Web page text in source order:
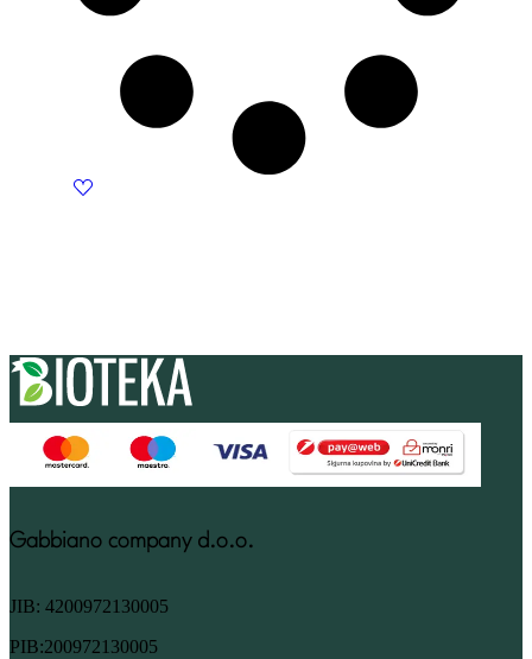
Gabbiano company d.o.o.
JIB: 4200972130005
PIB:200972130005